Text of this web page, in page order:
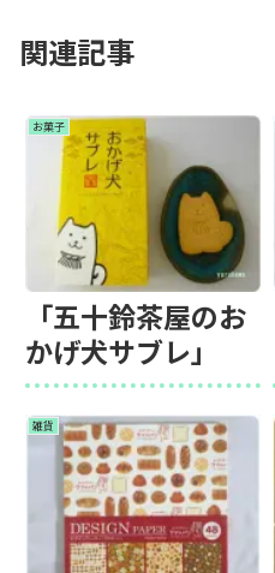
関連記事
お菓子
「五十鈴茶屋のお
かげ犬サブレ」
雑貨